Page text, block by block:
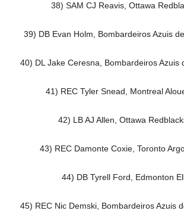
38) SAM CJ Reavis, Ottawa
39) DB Evan Holm, Bombardeiros Azuis
40) DL Jake Ceresna, Bombardeiros Azuis
41) REC Tyler Snead, Montreal
42) LB AJ Allen, Ottawa
43) REC Damonte Coxie, Toronto
44) DB Tyrell Ford, Edmonton
45) REC Nic Demski, Bombardeiros Azuis